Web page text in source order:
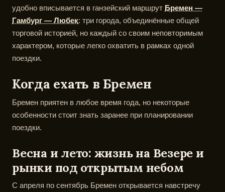
удобно вписывается в ганзейский маршрут Бремен —
Гамбург — Любек: три города, объединённые общей
торговой историей, но каждый со своим неповторимым
характером, которые легко охватить в рамках одной
поездки.
Когда ехать в Бремен
Бремен приятен в любое время года, но некоторые
особенности стоит знать заранее при планировании
поездки.
Весна и лето: жизнь на Везере и
рынки под открытым небом
С апреля по сентябрь Бремен открывается навстречу